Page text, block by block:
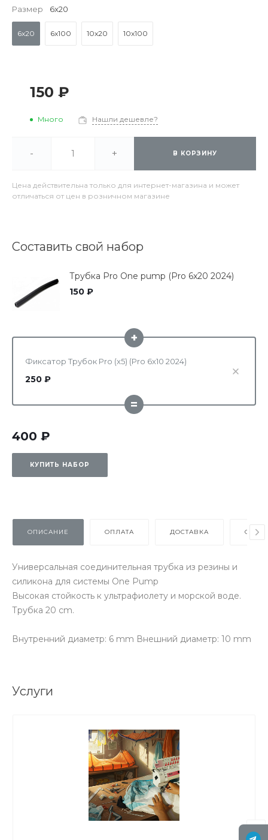
Размер 6x20
6x20 6x100 10x20 10x100
150 ₽
Много Нашли дешевле?
- + В КОРЗИНУ
Цена действительна только для интернет-магазина и может
отличаться от цен в розничном магазине
Составить свой набор
Трубка Pro One pump (Pro 6x20 2024)
150 ₽
Фиксатор Трубок Pro (x5) (Pro 6x10 2024)
250 ₽
+
=
400 ₽
КУПИТЬ НАБОР
ОПИСАНИЕ ОПЛАТА ДОСТАВКА
Универсальная соединительная трубка из резины и
силикона для системы One Pump
Высокая стойкость к ультрафиолету и морской воде.
Трубка 20 cm.
Внутренний диаметр: 6 mm Внешний диаметр: 10 mm
Услуги